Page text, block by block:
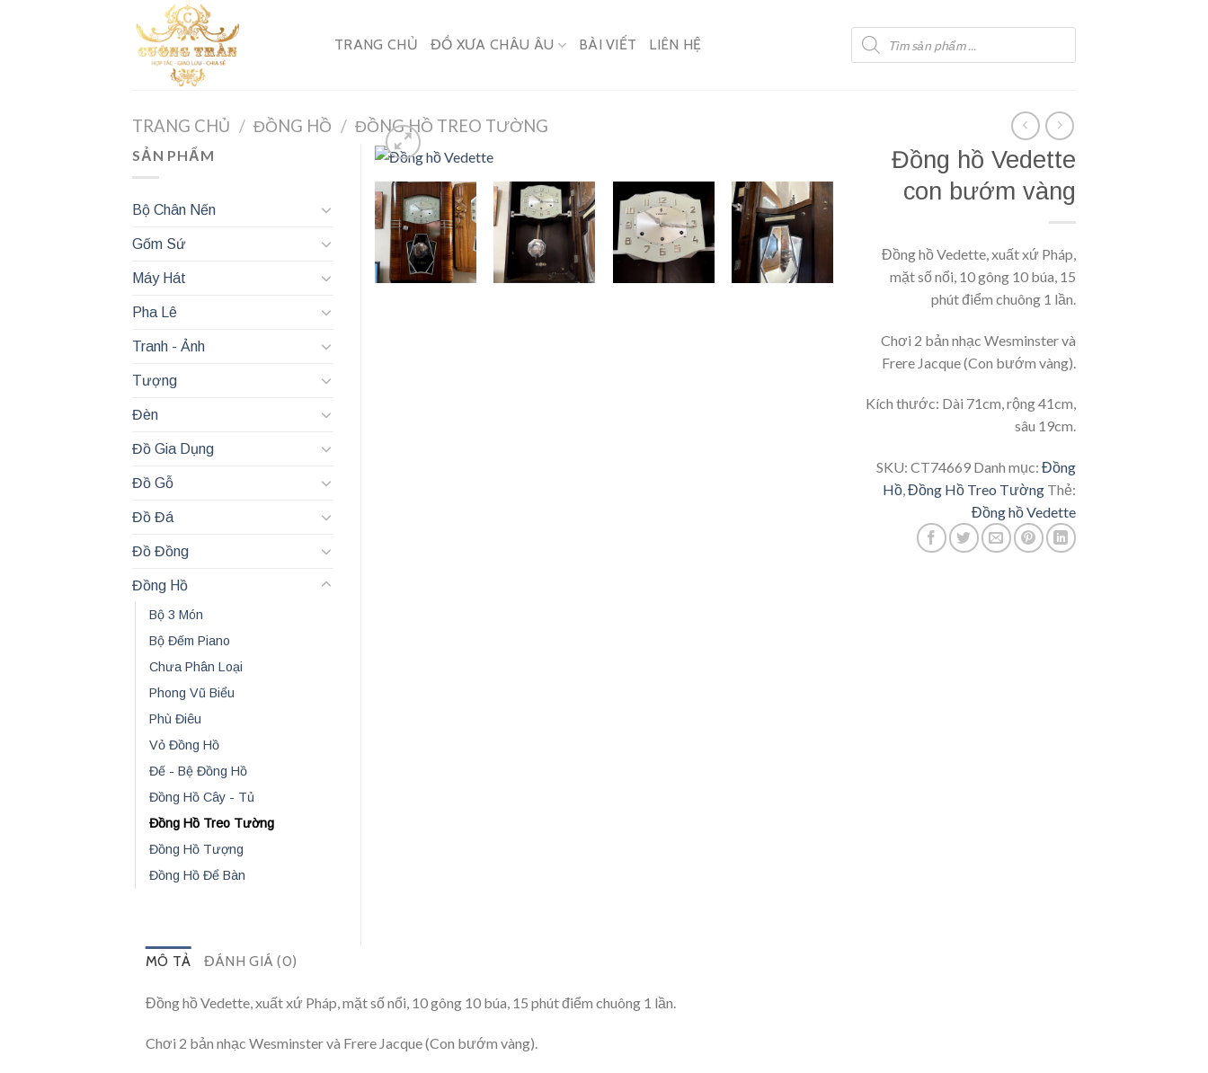
TRANG CHỦ ĐỒ XƯA CHÂU ÂU BÀI VIẾT LIÊN HỆ
Tìm
kiếm
sản
phẩm
TRANG CHỦ / ĐỒNG HỒ / ĐỒNG HỒ TREO TƯỜNG
Đồng hồ Vedette
con bướm vàng
Đồng hồ Vedette, xuất xứ Pháp,
mặt số nổi, 10 gông 10 búa, 15
phút điểm chuông 1 lần.
Chơi 2 bản nhạc Wesminster và
Frere Jacque (Con bướm vàng).
Kích thước: Dài 71cm, rộng 41cm,
sâu 19cm.
SKU: CT74669 Danh mục: Đồng
Hồ,Đồng Hồ Treo Tường Thẻ:
Đồng hồ Vedette
SẢN PHẨM
Bộ Chân Nến
Gốm Sứ
Máy Hát
Pha Lê
Tranh - Ảnh
Tượng
Đèn
Đồ Gia Dụng
Đồ Gỗ
Đồ Đá
Đồ Đồng
Đồng Hồ
Bộ 3 Món
Bộ Đếm Piano
Chưa Phân Loại
Phong Vũ Biểu
Phù Điêu
Vỏ Đồng Hồ
Đế - Bệ Đồng Hồ
Đồng Hồ Cây - Tủ
Đồng Hồ Treo Tường
Đồng Hồ Tượng
Đồng Hồ Để Bàn
MÔ TẢ ĐÁNH GIÁ (0)
Đồng hồ Vedette, xuất xứ Pháp, mặt số nổi, 10 gông 10 búa, 15 phút điểm chuông 1 lần.
Chơi 2 bản nhạc Wesminster và Frere Jacque (Con bướm vàng).